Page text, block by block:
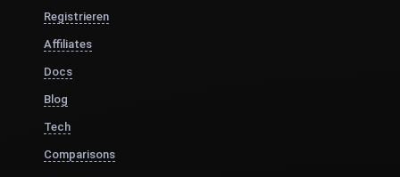
Registrieren
Affiliates
Docs
Blog
Tech
Comparisons